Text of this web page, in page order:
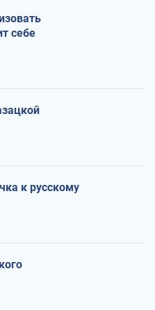
себе
к русскому